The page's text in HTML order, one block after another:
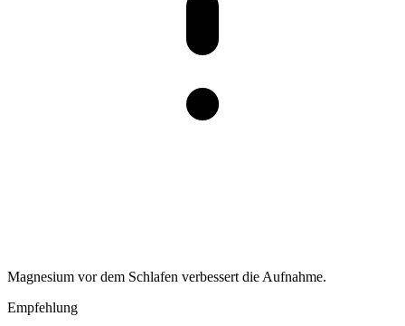
Magnesium vor dem Schlafen verbessert die Aufnahme.
Empfehlung